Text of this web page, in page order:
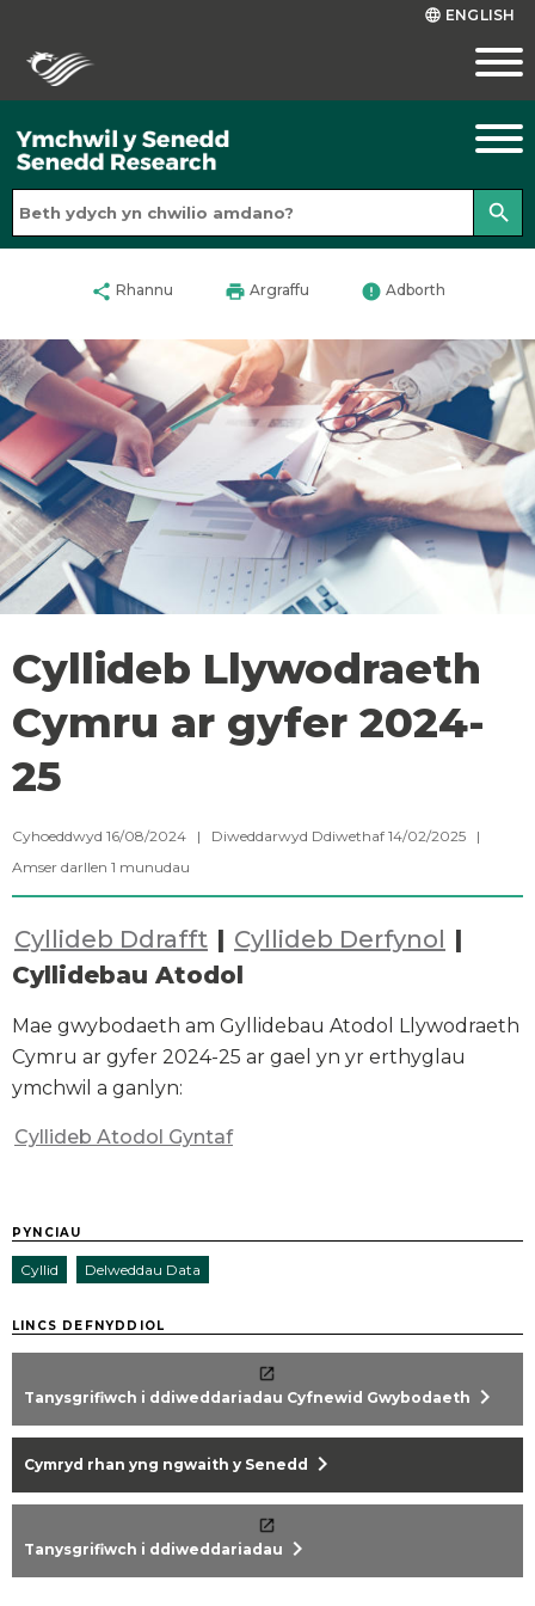
language ENGLISH
search
share Rhannu print Argraffu error Adborth
Cyllideb Llywodraeth
Cymru ar gyfer 2024-
25
Cyhoeddwyd 16/08/2024 | Diweddarwyd Ddiwethaf 14/02/2025 |
Amser darllen 1 munudau
Cyllideb Ddrafft | Cyllideb Derfynol |
Cyllidebau Atodol
Mae gwybodaeth am Gyllidebau Atodol Llywodraeth
Cymru ar gyfer 2024-25 ar gael yn yr erthyglau
ymchwil a ganlyn:
Cyllideb Atodol Gyntaf
PYNCIAU
Cyllid Delweddau Data
LINCS DEFNYDDIOL
Tanysgrifiwch i ddiweddariadau Cyfnewid Gwybodaeth chevron_right
Cymryd rhan yng ngwaith y Senedd chevron_right
Tanysgrifiwch i ddiweddariadau chevron_right